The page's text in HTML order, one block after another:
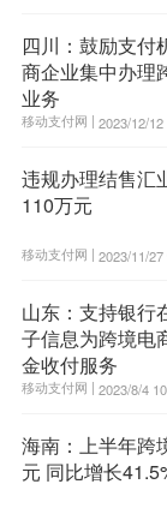
四川：鼓励支付
商企业集中办理
业务
移动支付网 | 2023/12/12
违规办理结售汇
110万元
移动支付网 | 2023/11/
山东：支持银行
子信息为跨境电
金收付服务
移动支付网 | 2023/8/4
海南：上半年跨
元 同比增长